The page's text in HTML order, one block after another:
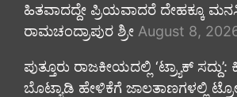
ಹಿತವಾದದ್ದೇ ಪ್ರಿಯವಾದರೆ ದೇಹಕ್ಕೂ
ರಾಮಚಂದ್ರಾಪುರ ಶ್ರೀ August 8,
ಪುತ್ತೂರು ರಾಜಕೀಯದಲ್ಲಿ ‘ಟ್ರ್ಯಾಕ್
ಬೊಟ್ಯಾಡಿ ಹೇಳಿಕೆಗೆ ಜಾಲತಾಣಗಳಲ್ಲಿ